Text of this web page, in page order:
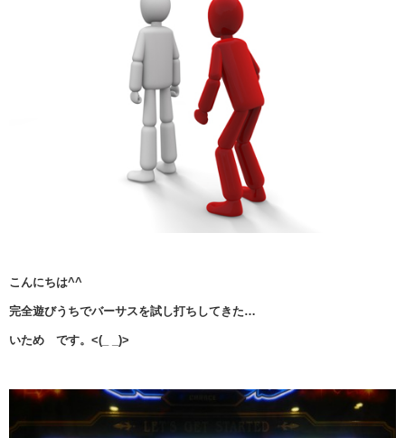
こんにちは^^
完全遊びうちでバーサスを試し打ちしてきた…
いため です。<(_ _)>